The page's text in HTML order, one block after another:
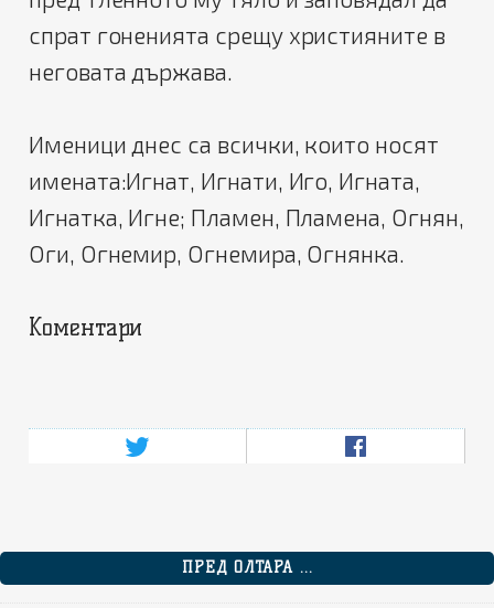
спрат гоненията срещу християните в
неговата държава.
Именици днес са всички, които носят
имената:Игнат, Игнати, Иго, Игната,
Игнатка, Игне; Пламен, Пламена, Огнян,
Оги, Огнемир, Огнемира, Огнянка.
Коментари
ПРЕД ОЛТАРА ...